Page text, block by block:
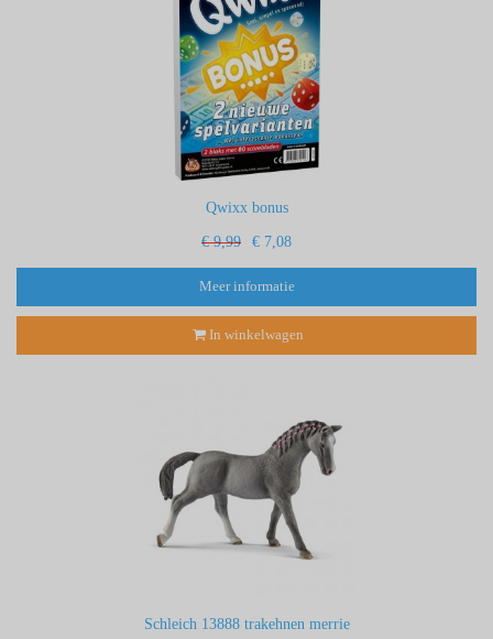
Qwixx bonus
€ 9,99 € 7,08
Meer informatie
In winkelwagen
Schleich 13888 trakehnen merrie